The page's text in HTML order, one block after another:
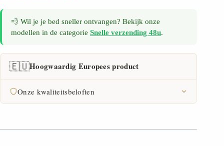
💨 Wil je je bed sneller ontvangen? Bekijk onze
modellen in de categorie Snelle verzending 48u.
🇪🇺Hoogwaardig Europees product
Onze kwaliteitsbeloften